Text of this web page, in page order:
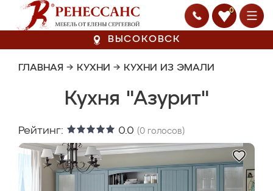
0
ВЫСОКОВСК
ГЛАВНАЯ → КУХНИ → КУХНИ ИЗ ЭМАЛИ
Кухня "Азурит"
Рейтинг: 0.0 (0 голосов)